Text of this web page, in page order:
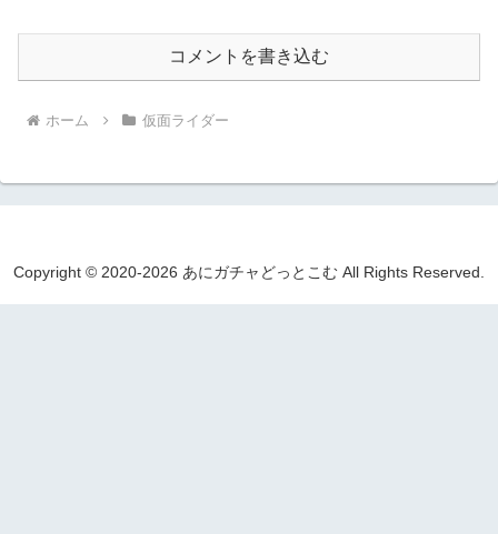
コメントを書き込む
ホーム 仮面ライダー
Copyright © 2020-2026 あにガチャどっとこむ All Rights Reserved.